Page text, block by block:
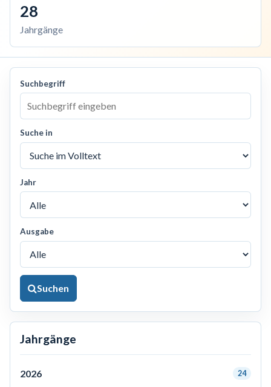
28
Jahrgänge
Suchbegriff
Suche in
Jahr
Ausgabe
Suchen
Jahrgänge
2026 24